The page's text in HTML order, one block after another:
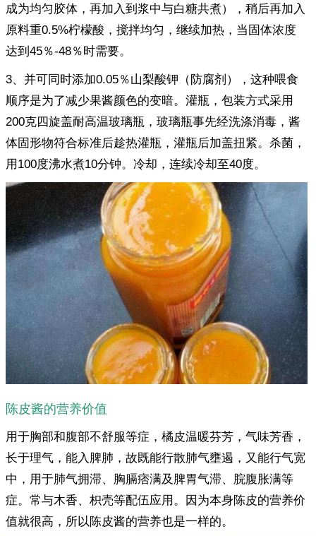
成为均匀胶体，再加入到浆中与白糖共煮），稍后再加入
原料重0.5%柠檬酸，搅拌均匀，继续加热，当固体浓度
达到45％-48％时需要。
3、并可同时添加0.05％山梨酸钾（防腐剂），这种喂食
顺序是为了减少果酱颜色的变暗。灌瓶，包装方式采用
200克四旋盖耐高温玻璃瓶，玻璃瓶事先经洗涤消毒，酱
体固形物符合标准后趁热灌瓶，灌瓶后加盖扭紧。杀菌，
用100度沸水煮10分钟。冷却，连续冷却至40度。
陈皮酱的营养价值
用于胸部和腹部不舒服等症，橘皮温暖芬芳，气味芳香，
长于理气，能入脾肺，故既能行散肺气壅遏，又能行气宽
中，用于肺气拥滞、胸膈痞满及脾胃气滞、脘腹胀满等
症。常与木香、枳壳等配伍应用。因为本身陈皮的营养价
值就很高，所以陈皮酱的营养也是一样的。